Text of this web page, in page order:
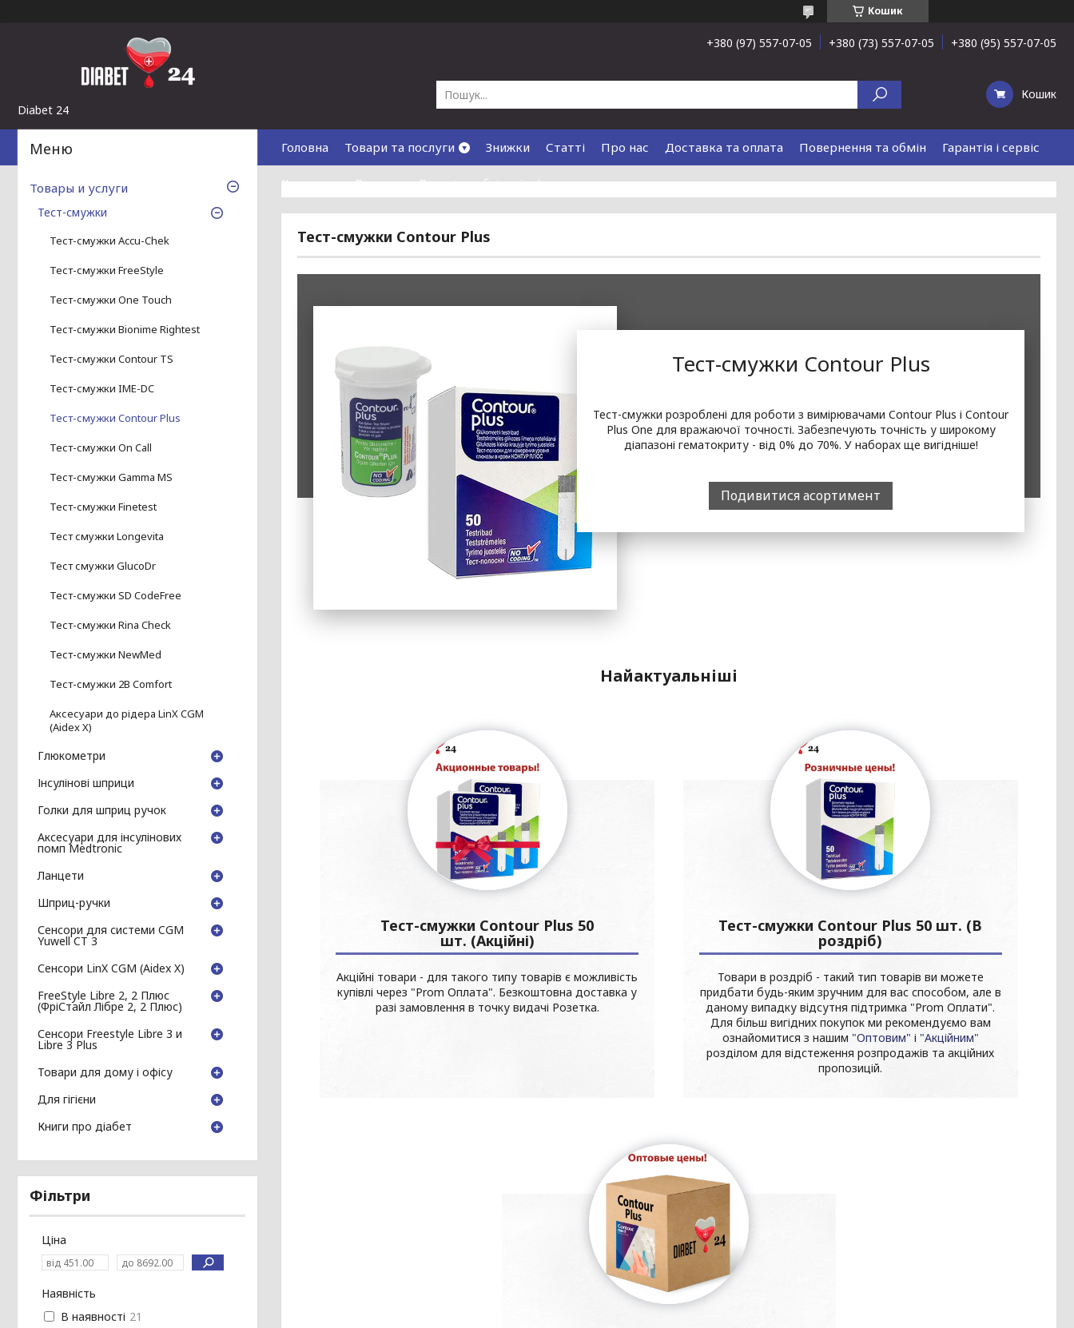
Кошик
Diabet 24
+380 (97) 557-07-05 +380 (73) 557-07-05 +380 (95) 557-07-05
Кошик
Головна Товари та послуги Знижки Статті Про нас Доставка та оплата Повернення та обмін Гарантія і сервіс
Контакти Відгуки Договір публічної оферти
Тест-смужки Contour Plus
Тест-смужки Contour Plus
Тест-смужки розроблені для роботи з вимірювачами Contour Plus і Contour
Plus One для вражаючої точності. Забезпечують точність у широкому
діапазоні гематокриту - від 0% до 70%. У наборах ще вигідніше!
Подивитися асортимент
Найактуальніші
Тест-cмужки Contour Plus 50
шт. (Акційні)
Акційні товари - для такого типу товарів є можливість
купівлі через "Prom Оплата". Безкоштовна доставка у
разі замовлення в точку видачі Розетка.
Тест-смужки Contour Plus 50 шт. (В
роздріб)
Товари в роздріб - такий тип товарів ви можете
придбати будь-яким зручним для вас способом, але в
даному випадку відсутня підтримка "Prom Оплати".
Для більш вигідних покупок ми рекомендуємо вам
ознайомитися з нашим "Оптовим" і "Акційним"
розділом для відстеження розпродажів та акційних
пропозицій.
Товары и услуги
Тест-смужки
Тест-смужки Accu-Chek
Тест-смужки FreeStyle
Тест-смужки One Touch
Тест-смужки Bionime Rightest
Тест-смужки Contour TS
Тест-смужки IME-DC
Тест-смужки Contour Plus
Тест-смужки On Call
Тест-смужки Gamma MS
Тест-смужки Finetest
Тест смужки Longevita
Тест смужки GlucoDr
Тест-смужки SD CodeFree
Тест-смужки Rina Check
Тест-смужки NewMed
Тест-смужки 2B Comfort
Аксесуари до рідера LinX CGM
(Aidex X)
Глюкометри
Інсулінові шприци
Голки для шприц ручок
Аксесуари для інсулінових
помп Medtronic
Ланцети
Шприц-ручки
Сенсори для системи CGM
Yuwell CT 3
Сенсори LinX CGM (Aidex X)
FreeStyle Libre 2, 2 Плюс
(ФріСтайл Лібре 2, 2 Плюс)
Сенсори Freestyle Libre 3 и
Libre 3 Plus
Товари для дому і офісу
Для гігієни
Книги про діабет
Фільтри
Ціна
Наявність
В наявності 21